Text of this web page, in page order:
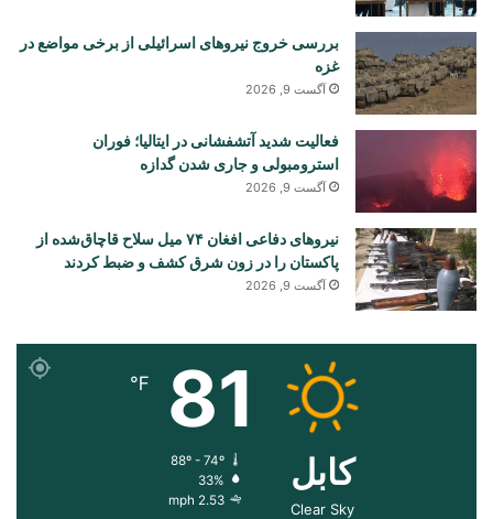
بررسی خروج نیروهای اسرائیلی از برخی مواضع در
غزه
آگست 9, 2026
فعالیت شدید آتشفشانی در ایتالیا؛ فوران
استرومبولی و جاری شدن گدازه
آگست 9, 2026
نیروهای دفاعی افغان ۷۴ میل سلاح قاچاق‌شده از
پاکستان را در زون شرق کشف و ضبط کردند
آگست 9, 2026
کابل
Clear Sky
81
℉
88º - 74º
33%
2.53 mph